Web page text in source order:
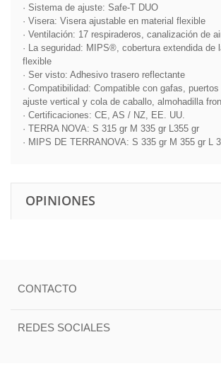
· Sistema de ajuste: Safe-T DUO
· Visera: Visera ajustable en material flexible
· Ventilación: 17 respiraderos, canalización de
· La seguridad: MIPS®, cobertura extendida de
flexible
· Ser visto: Adhesivo trasero reflectante
· Compatibilidad: Compatible con gafas, puertos
ajuste vertical y cola de caballo, almohadilla
· Certificaciones: CE, AS / NZ, EE. UU.
· TERRA NOVA: S 315 gr M 335 gr L355 gr
· MIPS DE TERRANOVA: S 335 gr M 355 gr L
OPINIONES
CONTACTO
REDES SOCIALES